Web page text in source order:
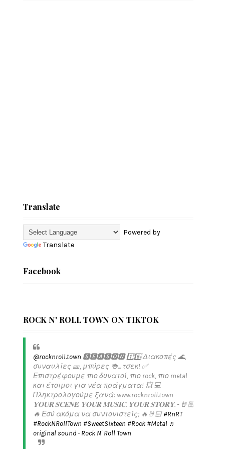
Translate
Powered by
Translate
Facebook
ROCK N' ROLL TOWN ON TIKTOK
@rocknroll.town 🆂🅴🅰🆂🅾🅽 1️⃣6️⃣ Διακοπές 🌊,
συναυλίες 🎫, μπύρες 🍻... τσεκ! ✅️
Επιστρέφουμε πιο δυνατοί, πιο rock, πιο metal
και έτοιμοι για νέα πράγματα! 💥 💻
Πληκτρολογούμε ξανά: www.rocknroll.town -
𝐘𝐎𝐔𝐑 𝐒𝐂𝐄𝐍𝐄. 𝐘𝐎𝐔𝐑 𝐌𝐔𝐒𝐈𝐂. 𝐘𝐎𝐔𝐑 𝐒𝐓𝐎𝐑𝐘. - 🤘🏻
🔥 Εσύ ακόμα να συντονιστείς; 🔥🤘🏻#RnRT
#RockNRollTown #SweetSixteen #Rock #Metal ♬
original sound - Rock N' Roll Town